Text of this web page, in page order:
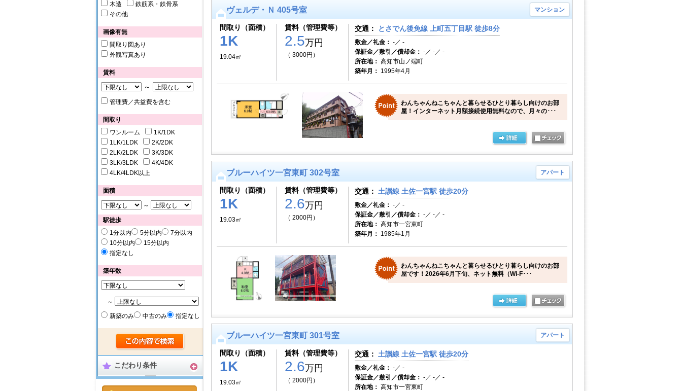
木造
鉄筋系・鉄骨系
その他
画像有無
間取り図あり
外観写真あり
賃料
～
管理費／共益費を含む
間取り
ワンルーム
1K/1DK
1LK/1LDK
2K/2DK
2LK/2LDK
3K/3DK
3LK/3LDK
4K/4DK
4LK/4LDK以上
面積
～
駅徒歩
1分以内
5分以内
7分以内
10分以内
15分以内
指定なし
築年数
～
新築のみ
中古のみ 指定なし
こだわり条件
ヴェルデ・Ｎ 405号室 マンション
間取り（面積）
1K
19.04㎡
賃料（管理費等）
2.5万円
（ 3000円）
交通： とさでん後免線 上町五丁目駅 徒歩8分
敷金／礼金： -／ -
保証金／敷引／償却金： -／ -／ -
所在地： 高知市山ノ端町
築年月： 1995年4月
わんちゃんねこちゃんと暮らせるひとり暮らし向けのお部
屋！インターネット月額接続使用無料なので、月々の･･･
ブルーハイツ一宮東町 302号室 アパート
間取り（面積）
1K
19.03㎡
賃料（管理費等）
2.6万円
（ 2000円）
交通： 土讃線 土佐一宮駅 徒歩20分
敷金／礼金： -／ -
保証金／敷引／償却金： -／ -／ -
所在地： 高知市一宮東町
築年月： 1985年1月
わんちゃんねこちゃんと暮らせるひとり暮らし向けのお部
屋です！2026年6月下旬、ネット無料（Wi-F･･･
ブルーハイツ一宮東町 301号室 アパート
間取り（面積）
1K
19.03㎡
賃料（管理費等）
2.6万円
（ 2000円）
交通： 土讃線 土佐一宮駅 徒歩20分
敷金／礼金： -／ -
保証金／敷引／償却金： -／ -／ -
所在地： 高知市一宮東町